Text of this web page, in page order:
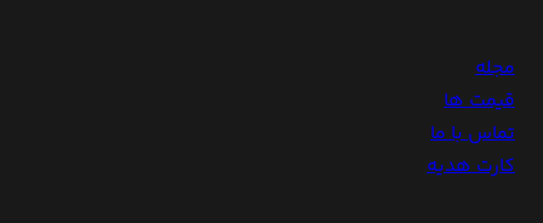
مجله
قیمت ها
تماس با ما
کارت هدیه